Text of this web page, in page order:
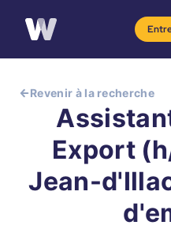
Revenir à la recherche
Export
Jean-